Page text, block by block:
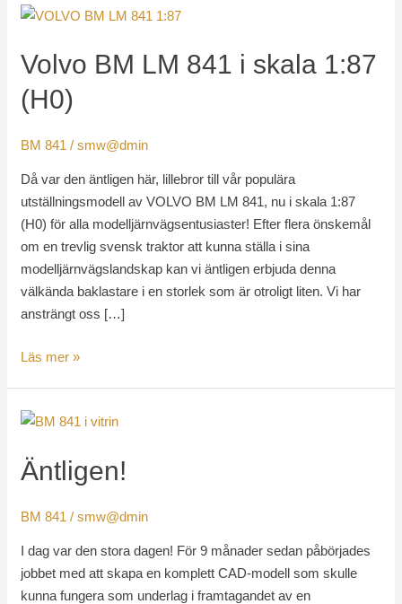
Volvo BM LM 841 i skala 1:87
(H0)
BM 841 /smw@dmin
Då var den äntligen här, lillebror till vår populära
utställningsmodell av VOLVO BM LM 841, nu i skala 1:87
(H0) för alla modelljärnvägsentusiaster! Efter flera önskemål
om en trevlig svensk traktor att kunna ställa i sina
modelljärnvägslandskap kan vi äntligen erbjuda denna
välkända baklastare i en storlek som är otroligt liten. Vi har
ansträngt oss […]
Volvo
LM
i
1:87
(H0)
Läs mer »
Äntligen!
BM 841 /smw@dmin
I dag var den stora dagen! För 9 månader sedan påbörjades
jobbet med att skapa en komplett CAD-modell som skulle
kunna fungera som underlag i framtagandet av en
Äntligen!